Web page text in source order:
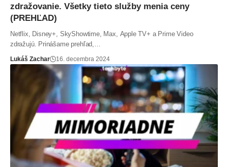
zdražovanie. Všetky tieto služby menia ceny
(PREHĽAD)
Netflix, Disney+, SkyShowtime, Max, Apple TV+ a Prime Video
zdražujú. Prinášame prehľad,…
Lukáš Zachar 16. decembra 2024